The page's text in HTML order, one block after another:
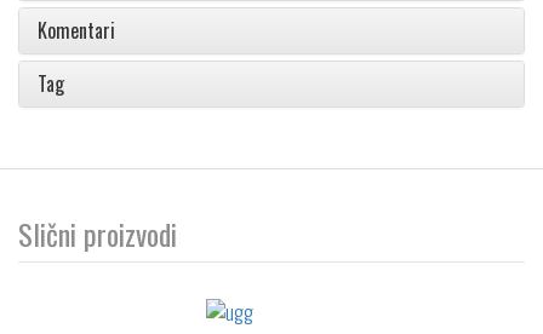
Komentari
Tag
Slični proizvodi